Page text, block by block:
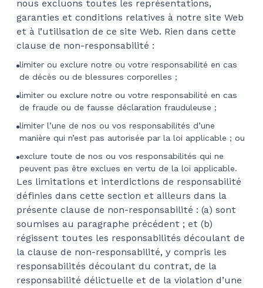
nous excluons toutes les représentations,
garanties et conditions relatives à notre site Web
et à l’utilisation de ce site Web. Rien dans cette
clause de non-responsabilité :
limiter ou exclure notre ou votre responsabilité en cas
de décès ou de blessures corporelles ;
limiter ou exclure notre ou votre responsabilité en cas
de fraude ou de fausse déclaration frauduleuse ;
limiter l’une de nos ou vos responsabilités d’une
manière qui n’est pas autorisée par la loi applicable ; ou
exclure toute de nos ou vos responsabilités qui ne
peuvent pas être exclues en vertu de la loi applicable.
Les limitations et interdictions de responsabilité
définies dans cette section et ailleurs dans la
présente clause de non-responsabilité : (a) sont
soumises au paragraphe précédent ; et (b)
régissent toutes les responsabilités découlant de
la clause de non-responsabilité, y compris les
responsabilités découlant du contrat, de la
responsabilité délictuelle et de la violation d’une